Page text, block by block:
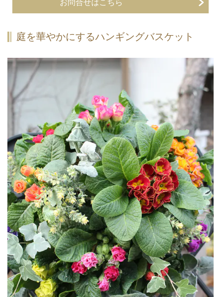
お問合せはこちら
庭を華やかにするハンギングバスケット